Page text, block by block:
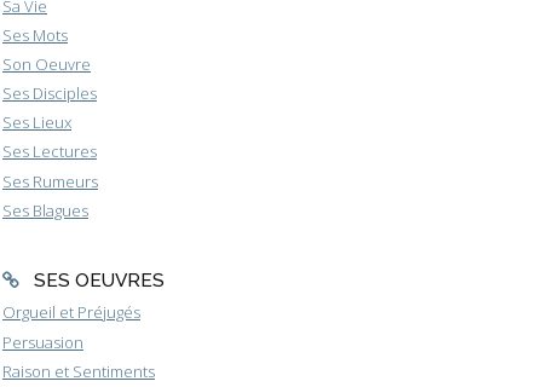
Sa Vie
Ses Mots
Son Oeuvre
Ses Disciples
Ses Lieux
Ses Lectures
Ses Rumeurs
Ses Blagues
SES OEUVRES
Orgueil et Préjugés
Persuasion
Raison et Sentiments